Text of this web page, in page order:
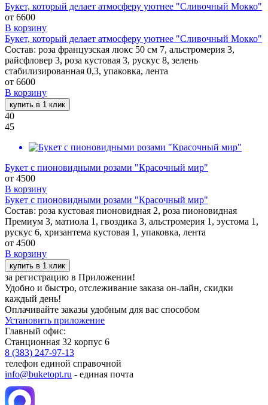
Букет, который делает атмосферу уютнее "Сливочный Мокко"
от 6600
В корзину
Букет, который делает атмосферу уютнее "Сливочный Мокко"
Состав: роза французская люкс 50 см 7, альстромерия 3,
райсфловер 3, роза кустовая 3, рускус 8, зелень
стабилизированная 0,3, упаковка, лента
от 6600
В корзину
купить в 1 клик
40
45
Букет с пионовидными розами "Красочный мир"
от 4500
В корзину
Букет с пионовидными розами "Красочный мир"
Состав: роза кустовая пионовидная 2, роза пионовидная
Премиум 3, матиола 1, гвоздика 3, альстромерия 1, эустома 1,
рускус 6, хризантема кустовая 1, упаковка, лента
от 4500
В корзину
купить в 1 клик
за регистрацию в Приложении!
Удобно и быстро, отслеживание заказа он-лайн, скидки
каждый день!
Оплачивайте заказы удобным для вас способом
Установить приложение
Главный офис:
Станционная 32 корпус 6
8 (383) 247-97-13
телефон единой справочной
info@buketopt.ru - единая почта